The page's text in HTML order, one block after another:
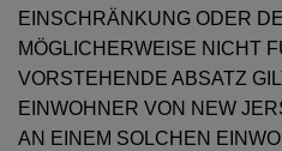
EINSCHRÄNKUNG ODER
MÖGLICHERWEISE NICHT
VORSTEHENDE ABSATZ
EINWOHNER VON NEW
AN EINEM SOLCHEN